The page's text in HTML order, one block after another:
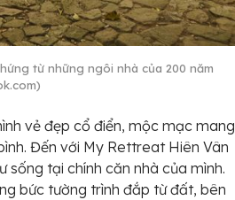
từ những ngôi nhà của 200 năm
vẻ đẹp cổ điển, mộc mạc mang
Đến với My Rettreat Hiên Vân
sống tại chính căn nhà của mình.
bức tường trình đắp từ đất, bên